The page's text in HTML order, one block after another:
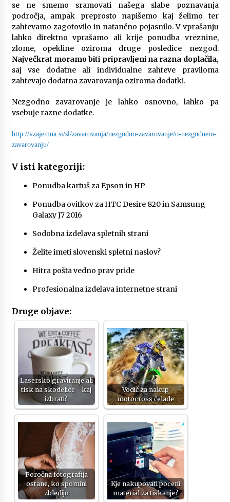
Komu lahko pomaga dober psihoterapevt?
7 months ago
Za kaj se uporablja sponka za denar?
7 months ago
se ne smemo sramovati našega slabe poznavanja
področja, ampak preprosto napišemo kaj želimo ter
zahtevamo zagotovilo in natančno pojasnilo. V vprašanju
lahko direktno vprašamo ali krije ponudba vreznine,
zlome, opekline oziroma druge posledice nezgod.
Največkrat moramo biti pripravljeni na razna doplačila,
saj vse dodatne ali individualne zahteve praviloma
zahtevajo dodatna zavarovanja oziroma dodatki.
Nezgodno zavarovanje je lahko osnovno, lahko pa
vsebuje razne dodatke.
http://vzajemna.si/sl/zavarovanja/nezgodno-zavarovanje/o-nezgodnem-
zavarovanju/
V isti kategoriji:
Ponudba kartuš za Epson in HP
Ponudba ovitkov za HTC Desire 820 in Samsung
Galaxy J7 2016
Sodobna izdelava spletnih strani
Želite imeti slovenski spletni naslov?
Hitra pošta vedno prav pride
Profesionalna izdelava internetne strani
Druge objave:
Lasersko graviranje ali
tisk na skodelice - kaj
izbrati?
Vodič za nakup
motocross čelade
Poročna fotografija
ostane, ko spomini
zbledijo
Kje nakupovati poceni
material za tiskanje?